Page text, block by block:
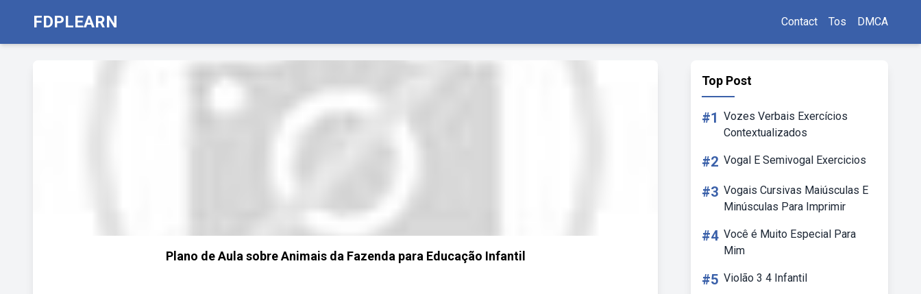
FDPLEARN Contact Tos DMCA
Plano de Aula sobre Animais da Fazenda para Educação Infantil
Top Post
#1 Vozes Verbais Exercícios
Contextualizados
#2 Vogal E Semivogal Exercicios
#3 Vogais Cursivas Maiúsculas E
Minúsculas Para Imprimir
#4 Você é Muito Especial Para
Mim
#5 Violão 3 4 Infantil